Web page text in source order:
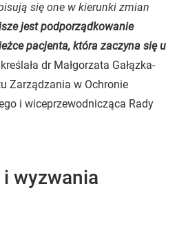
się one w kierunki zmian
jest podporządkowanie
pacjenta, która zaczyna się u
dr Małgorzata Gałązka-
Zarządzania w Ochronie
i wiceprzewodnicząca Rady
wyzwania